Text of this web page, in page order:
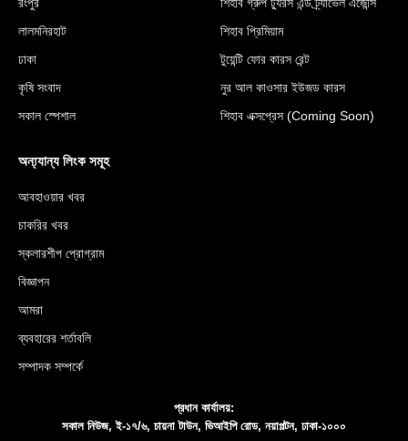
লালমনিরহাট
ঢাকা
কৃষি সংবাদ
সকাল স্পেশাল
শিহাব প্রিমিয়াম
টুয়েন্টি ফোর কারস রেন্ট
নুর আল কাওসার ইউজড কারস
শিহাব এক্সপ্রেস (Coming Soon)
অন্য্যান্য লিংক সমূহ
আবহাওয়ার খবর
চাকরির খবর
স্কলারশীপ প্রোগ্রাম
বিজ্ঞাপন
আমরা
ব্যবহারের শর্তাবলি
সম্পাদক সম্পর্কে
প্রধান কার্যালয়:
সকাল নিউজ, ই-১৭/৬, চায়না টাউন, ভিআইপি রোড, নয়াপল্টন, ঢাকা-১০০০